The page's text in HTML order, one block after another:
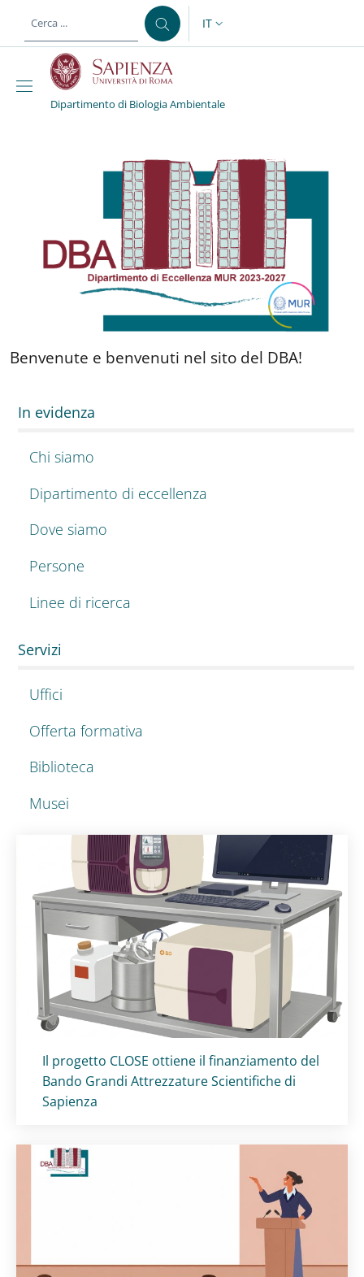
al contenuto principale
SELETTORE LINGUA:
IT
Dipartimento di Biologia Ambientale
Benvenute e benvenuti
Benvenute e benvenuti nel sito del DBA!
In evidenza
Chi siamo
Dipartimento di eccellenza
Dove siamo
Persone
Linee di ricerca
Servizi
Uffici
Offerta formativa
Biblioteca
Musei
Titolo card :
Il progetto CLOSE ottiene il finanziamento del
Bando Grandi Attrezzature Scientifiche di
Sapienza